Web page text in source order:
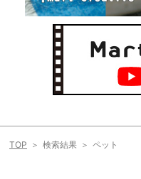
TOP 検索結果 ペット